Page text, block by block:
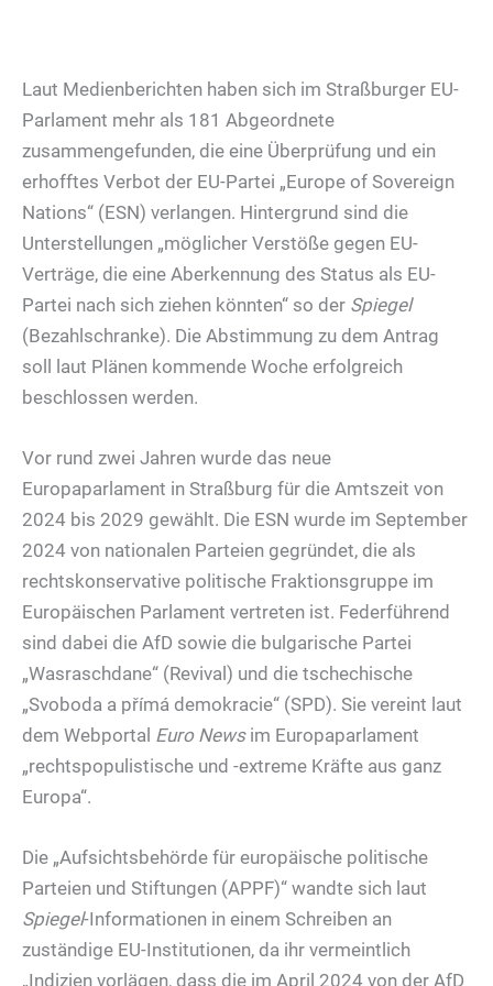
Laut Medienberichten haben sich im Straßburger EU-
Parlament mehr als 181 Abgeordnete
zusammengefunden, die eine Überprüfung und ein
erhofftes Verbot der EU-Partei „Europe of Sovereign
Nations“ (ESN) verlangen. Hintergrund sind die
Unterstellungen „möglicher Verstöße gegen EU-
Verträge, die eine Aberkennung des Status als EU-
Partei nach sich ziehen könnten“ so der Spiegel
(Bezahlschranke). Die Abstimmung zu dem Antrag
soll laut Plänen kommende Woche erfolgreich
beschlossen werden.
Vor rund zwei Jahren wurde das neue
Europaparlament in Straßburg für die Amtszeit von
2024 bis 2029 gewählt. Die ESN wurde im September
2024 von nationalen Parteien gegründet, die als
rechtskonservative politische Fraktionsgruppe im
Europäischen Parlament vertreten ist. Federführend
sind dabei die AfD sowie die bulgarische Partei
„Wasraschdane“ (Revival) und die tschechische
„Svoboda a přímá demokracie“ (SPD). Sie vereint laut
dem Webportal Euro Newsim Europaparlament
„rechtspopulistische und -extreme Kräfte aus ganz
Europa“.
Die „Aufsichtsbehörde für europäische politische
Parteien und Stiftungen (APPF)“ wandte sich laut
Spiegel-Informationen in einem Schreiben an
zuständige EU-Institutionen, da ihr vermeintlich
„Indizien vorlägen, dass die im April 2024 von der AfD